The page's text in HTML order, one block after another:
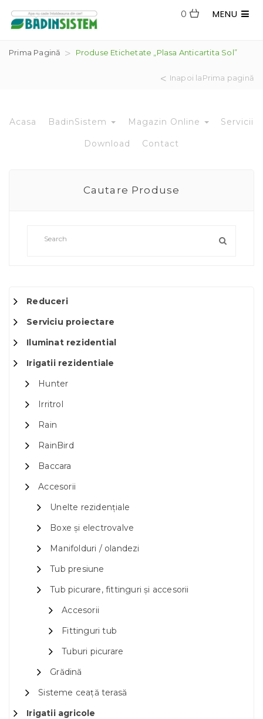
MENU
0
Prima Pagină Produse Etichetate „plasa Anticartita Sol”
Inapoi laPrima pagină
Acasa BadinSistem Magazin Online Servicii
Download Contact
Cautare Produse
Reduceri
Serviciu proiectare
Iluminat rezidential
Irigatii rezidentiale
Hunter
Irritrol
Rain
RainBird
Baccara
Accesorii
Unelte rezidențiale
Boxe și electrovalve
Manifolduri / olandezi
Tub presiune
Tub picurare, fittinguri și accesorii
Accesorii
Fittinguri tub
Tuburi picurare
Grădină
Sisteme ceață terasă
Irigatii agricole